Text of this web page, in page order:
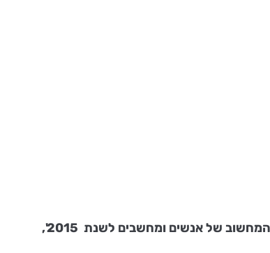
של אנשים ומחשבים לשנת 2015',